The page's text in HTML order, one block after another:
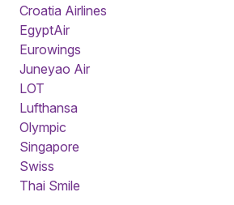
Croatia Airlines
EgyptAir
Eurowings
Juneyao Air
LOT
Lufthansa
Olympic
Singapore
Swiss
Thai Smile